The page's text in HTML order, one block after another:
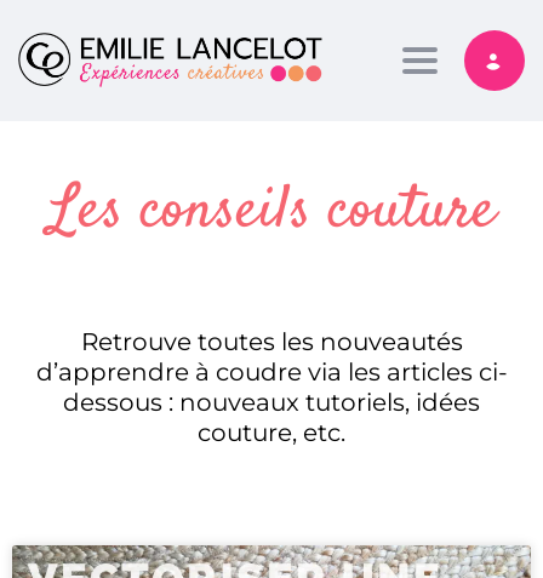
Toggle
Les conseils couture
Retrouve toutes les nouveautés
d’apprendre à coudre via les articles ci-
dessous : nouveaux tutoriels, idées
couture, etc.